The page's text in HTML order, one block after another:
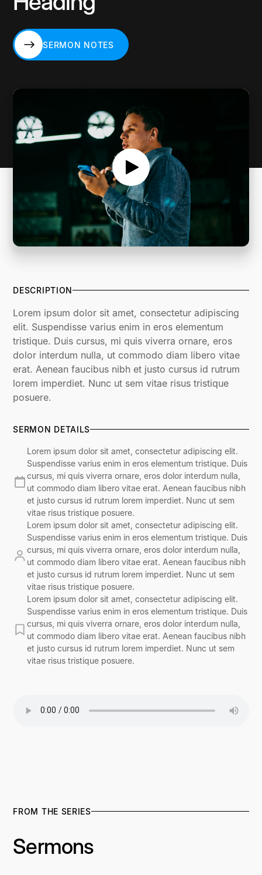
SERMON NOTES
DESCRIPTION
Lorem ipsum dolor sit amet, consectetur adipiscing
elit. Suspendisse varius enim in eros elementum
tristique. Duis cursus, mi quis viverra ornare, eros
dolor interdum nulla, ut commodo diam libero vitae
erat. Aenean faucibus nibh et justo cursus id rutrum
lorem imperdiet. Nunc ut sem vitae risus tristique
posuere.
SERMON DETAILS
Lorem ipsum dolor sit amet, consectetur adipiscing elit.
Suspendisse varius enim in eros elementum tristique. Duis
cursus, mi quis viverra ornare, eros dolor interdum nulla,
ut commodo diam libero vitae erat. Aenean faucibus nibh
et justo cursus id rutrum lorem imperdiet. Nunc ut sem
vitae risus tristique posuere.
Lorem ipsum dolor sit amet, consectetur adipiscing elit.
Suspendisse varius enim in eros elementum tristique. Duis
cursus, mi quis viverra ornare, eros dolor interdum nulla,
ut commodo diam libero vitae erat. Aenean faucibus nibh
et justo cursus id rutrum lorem imperdiet. Nunc ut sem
vitae risus tristique posuere.
Lorem ipsum dolor sit amet, consectetur adipiscing elit.
Suspendisse varius enim in eros elementum tristique. Duis
cursus, mi quis viverra ornare, eros dolor interdum nulla,
ut commodo diam libero vitae erat. Aenean faucibus nibh
et justo cursus id rutrum lorem imperdiet. Nunc ut sem
vitae risus tristique posuere.
FROM THE SERIES
Sermons